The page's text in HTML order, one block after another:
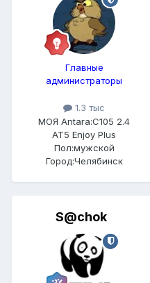
Главные
администраторы
1.3 тыс
МОЯ Antara:C105 2.4
AT5 Enjoy Plus
Пол:мужской
Город:Челябинск
S@chok